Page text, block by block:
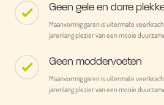
Geen gele en dorre
Maanvormig garen is uitermate
jarenlang plezier van een mooie
Geen moddervoeten
Maanvormig garen is uitermate
jarenlang plezier van een mooie